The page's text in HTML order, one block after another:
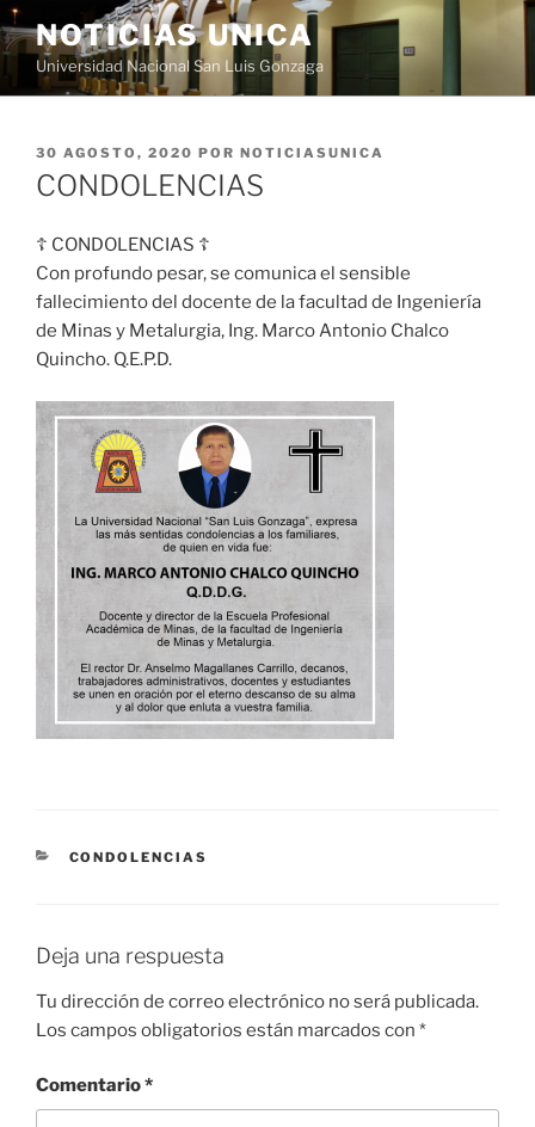
Saltar
al
contenido
NOTICIAS UNICA
Universidad Nacional San Luis Gonzaga
PUBLICADO
EL
30 AGOSTO, 2020 POR NOTICIASUNICA
CONDOLENCIAS
☦ CONDOLENCIAS ☦
Con profundo pesar, se comunica el sensible
fallecimiento del docente de la facultad de Ingeniería
de Minas y Metalurgia, Ing. Marco Antonio Chalco
Quincho. Q.E.P.D.
CATEGORÍAS
CONDOLENCIAS
Deja una respuesta
Tu dirección de correo electrónico no será publicada.
Los campos obligatorios están marcados con *
Comentario*